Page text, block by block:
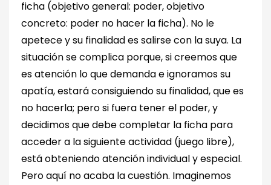
ficha (objetivo general: poder, objetivo
concreto: poder no hacer la ficha). No le
apetece y su finalidad es salirse con la suya. La
situación se complica porque, si creemos que
es atención lo que demanda e ignoramos su
apatía, estará consiguiendo su finalidad, que es
no hacerla; pero si fuera tener el poder, y
decidimos que debe completar la ficha para
acceder a la siguiente actividad (juego libre),
está obteniendo atención individual y especial.
Pero aquí no acaba la cuestión. Imaginemos